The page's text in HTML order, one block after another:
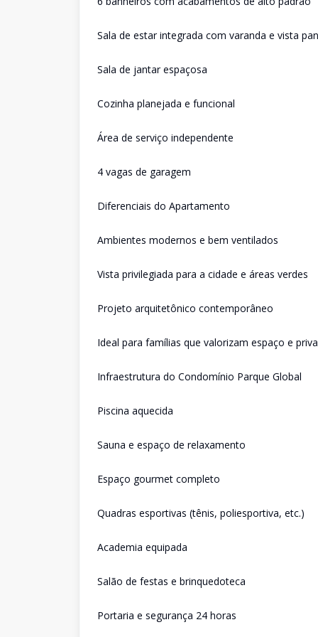
Sala de estar integrada com varanda e vista
Sala de jantar espaçosa
Cozinha planejada e funcional
Área de serviço independente
4 vagas de garagem
Diferenciais do Apartamento
Ambientes modernos e bem ventilados
Vista privilegiada para a cidade e áreas verdes
Projeto arquitetônico contemporâneo
Ideal para famílias que valorizam espaço e
Infraestrutura do Condomínio Parque Global
Piscina aquecida
Sauna e espaço de relaxamento
Espaço gourmet completo
Quadras esportivas (tênis, poliesportiva, etc.)
Academia equipada
Salão de festas e brinquedoteca
Portaria e segurança 24 horas